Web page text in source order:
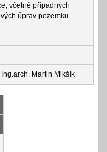
včetně případných
úprav pozemku.
Martin Mikšík